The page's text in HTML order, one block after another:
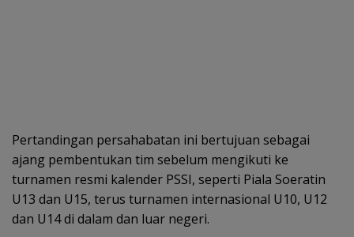
Pertandingan persahabatan ini bertujuan sebagai
ajang pembentukan tim sebelum mengikuti ke
turnamen resmi kalender PSSI, seperti Piala Soeratin
U13 dan U15, terus turnamen internasional U10, U12
dan U14 di dalam dan luar negeri.